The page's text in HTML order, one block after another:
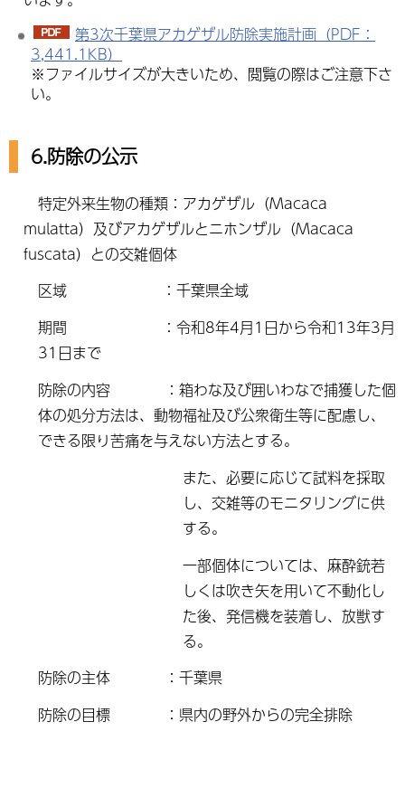
第3次千葉県アカゲザル防除実施計画（PDF：
3,441.1KB）
※ファイルサイズが大きいため、閲覧の際はご注意下さ
い。
6.防除の公示
特定外来生物の種類：アカゲザル（Macaca
mulatta）及びアカゲザルとニホンザル（Macaca
fuscata）との交雑個体
区域 ：千葉県全域
期間 ：令和8年4月1日から令和13年3月
31日まで
防除の内容 ：箱わな及び囲いわなで捕獲した個
体の処分方法は、動物福祉及び公衆衛生等に配慮し、
できる限り苦痛を与えない方法とする。
また、必要に応じて試料を採取
し、交雑等のモニタリングに供
する。
一部個体については、麻酔銃若
しくは吹き矢を用いて不動化し
た後、発信機を装着し、放獣す
る。
防除の主体 ：千葉県
防除の目標 ：県内の野外からの完全排除